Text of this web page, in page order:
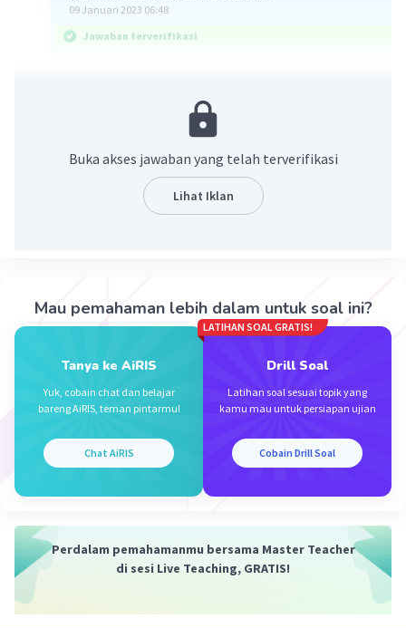
09 Januari 2023 06:48
Jawaban terverifikasi
Untuk merasionalkan bentuk akar, maka kalikan
Ingat.
√a × √b = √ab
= (2/√6) × (√6/√6)
= (2√6)/(6)
= (1/3)√6
Jadi, bentuk rasionalnya adalah (1/3)√6
Beri Rating
Buka akses jawaban yang telah terverifikasi
Lihat Iklan
Mau pemahaman lebih dalam untuk soal ini?
Tanya ke AiRIS
Yuk, cobain chat dan belajar
bareng AiRIS, teman pintarmu!
Chat AiRIS
LATIHAN SOAL GRATIS!
Drill Soal
Latihan soal sesuai topik yang
kamu mau untuk persiapan ujian
Cobain Drill Soal
Perdalam pemahamanmu bersama Master Teacher
di sesi Live Teaching, GRATIS!